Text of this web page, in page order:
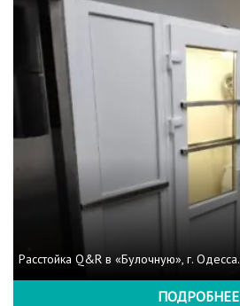
Расстойка Q&R в «Булочную», г. Одесса.
ПОДРОБНЕЕ